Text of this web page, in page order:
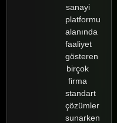
sanayi
platformu
alanında
faaliyet
gösteren
birçok
firma
standart
çözümler
sunarken